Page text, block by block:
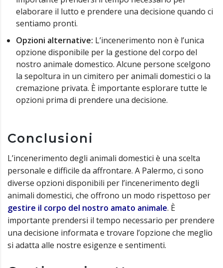
elaborare il lutto e prendere una decisione quando ci
sentiamo pronti.
Opzioni alternative: L’incenerimento non è l’unica
opzione disponibile per la gestione del corpo del
nostro animale domestico. Alcune persone scelgono
la sepoltura in un cimitero per animali domestici o la
cremazione privata. È importante esplorare tutte le
opzioni prima di prendere una decisione.
Conclusioni
L’incenerimento degli animali domestici è una scelta
personale e difficile da affrontare. A Palermo, ci sono
diverse opzioni disponibili per l’incenerimento degli
animali domestici, che offrono un modo rispettoso per
gestire il corpo del nostro amato animale. È
importante prendersi il tempo necessario per prendere
una decisione informata e trovare l’opzione che meglio
si adatta alle nostre esigenze e sentimenti.